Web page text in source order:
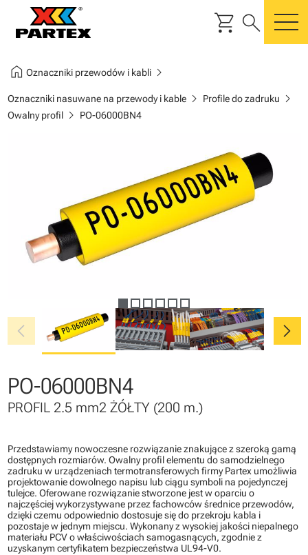
shopping_cart search
home Oznaczniki przewodów i kablichevron_right
Oznaczniki nasuwane na przewody i kablechevron_right Profile do zadruku chevron_right
Owalny profilchevron_right PO-06000BN4
chevron_left chevron_right
PO-06000BN4
PROFIL 2.5 mm2 ŻÓŁTY (200 m.)
Przedstawiamy nowoczesne rozwiązanie znakujące z szeroką gamą
dostępnych rozmiarów. Owalny profil elementu do samodzielnego
zadruku w urządzeniach termotransferowych firmy Partex umożliwia
projektowanie dowolnego napisu lub ciągu symboli na pojedynczej
tulejce. Oferowane rozwiązanie stworzone jest w oparciu o
najczęściej wykorzystywane przez fachowców średnice przewodów,
dzięki czemu odpowiednio dostosuje się do przekroju kabla i
pozostaje w jednym miejscu. Wykonany z wysokiej jakości niepalnego
materiału PCV o właściwościach samogasnących, zgodnie z
uzyskanym certyfikatem bezpieczeństwa UL94-V0.